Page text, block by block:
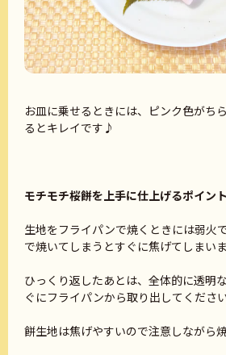
お皿に乗せるときには、ピンク色がち
るとキレイです♪
モチモチ桜餅を上手に仕上げるポイント
生地をフライパンで焼くときには弱火
で焼いてしまうとすぐに焦げてしまい
ひっくり返したあとは、全体的に透明
ぐにフライパンから取り出してくださ
餅生地は焦げやすいので注意しながら